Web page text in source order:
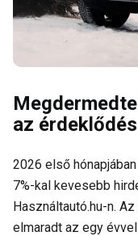
az
2026 első
7%-kal kevesebb
Használtautó.hu-n.
elmaradt az egy